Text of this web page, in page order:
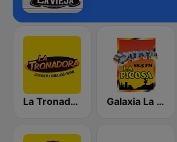
La Tronadora Galaxia La Picosa